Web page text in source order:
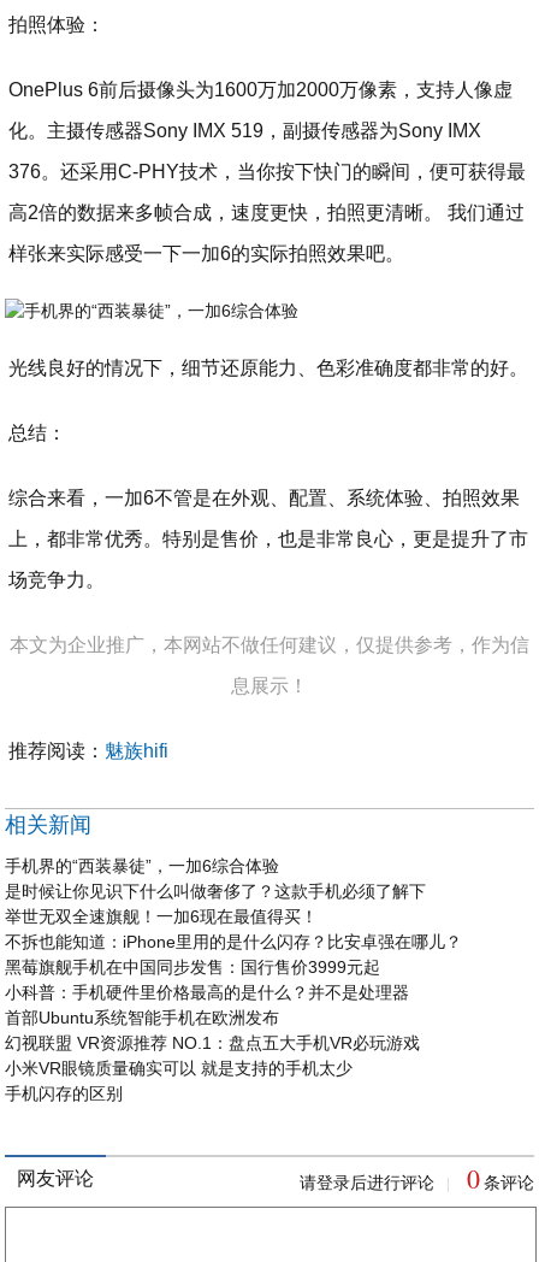
拍照体验：
OnePlus 6前后摄像头为1600万加2000万像素，支持人像虚
化。主摄传感器Sony IMX 519，副摄传感器为Sony IMX
376。还采用C-PHY技术，当你按下快门的瞬间，便可获得最
高2倍的数据来多帧合成，速度更快，拍照更清晰。 我们通过
样张来实际感受一下一加6的实际拍照效果吧。
光线良好的情况下，细节还原能力、色彩准确度都非常的好。
总结：
综合来看，一加6不管是在外观、配置、系统体验、拍照效果
上，都非常优秀。特别是售价，也是非常良心，更是提升了市
场竞争力。
本文为企业推广，本网站不做任何建议，仅提供参考，作为信
息展示！
推荐阅读： 魅族hifi
相关新闻
手机界的“西装暴徒”，一加6综合体验
是时候让你见识下什么叫做奢侈了？这款手机必须了解下
举世无双全速旗舰！一加6现在最值得买！
不拆也能知道：iPhone里用的是什么闪存？比安卓强在哪儿？
黑莓旗舰手机在中国同步发售：国行售价3999元起
小科普：手机硬件里价格最高的是什么？并不是处理器
首部Ubuntu系统智能手机在欧洲发布
幻视联盟 VR资源推荐 NO.1：盘点五大手机VR必玩游戏
小米VR眼镜质量确实可以 就是支持的手机太少
手机闪存的区别
网友评论 请登录后进行评论 0 条评论